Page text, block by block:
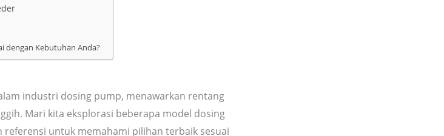
dengan Kebutuhan Anda?
industri dosing pump, menawarkan rentang
Mari kita eksplorasi beberapa model dosing
untuk memahami pilihan terbaik sesuai